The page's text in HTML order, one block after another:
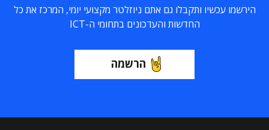
הירשמו עכשיו ותקבלו גם אתם ניוזלטר מקצועי יומי, המרכז את כל
החדשות והעדכונים בתחומי ה-ICT
הרשמה